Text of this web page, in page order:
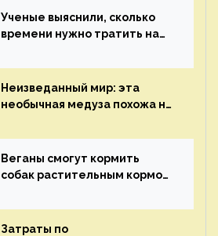
Ученые выяснили, сколько
времени нужно тратить на
здоровья — новости экологии
на ECOportal
Неизведанный мир: эта
необычная медуза похожа на
экологии на ECOportal
Веганы смогут кормить
собак растительным кормом
здоровье — новости
экологии на ECOportal
Затраты по